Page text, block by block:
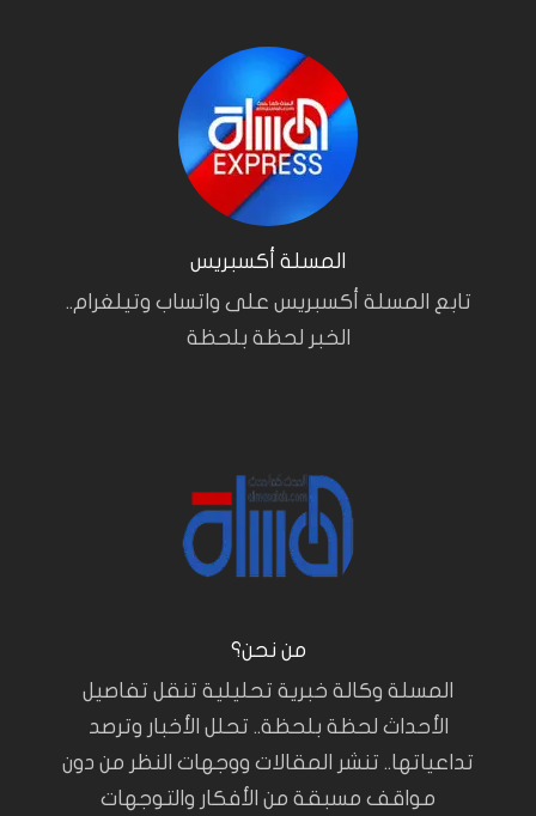
المسلة أكسبريس
تابع المسلة أكسبريس على واتساب وتيلغرام..
الخبر لحظة بلحظة
من نحن؟
المسلة وكالة خبرية تحليلية تنقل تفاصيل
الأحداث لحظة بلحظة.. تحلل الأخبار وترصد
تداعياتها.. تنشر المقالات ووجهات النظر من دون
مواقف مسبقة من الأفكار والتوجهات